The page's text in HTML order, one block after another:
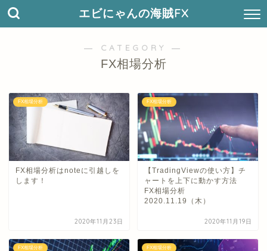
エビにゃんの海賊FX
― CATEGORY ―
FX相場分析
FX相場分析
FX相場分析はnoteに引越しを
します！
2020年11月23日
FX相場分析
【TradingViewの使い方】チ
ャートを上下に動かす方法
FX相場分析
2020.11.19（木）
2020年11月19日
FX相場分析 FX相場分析